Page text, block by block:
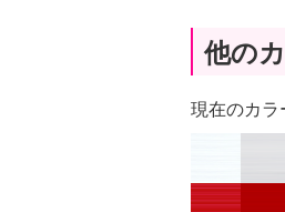
他の
現在のカラ